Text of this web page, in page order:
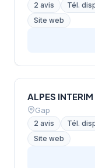
2 avis Tél.
Site web
ALPES INTERIM
Gap
2 avis Tél.
Site web